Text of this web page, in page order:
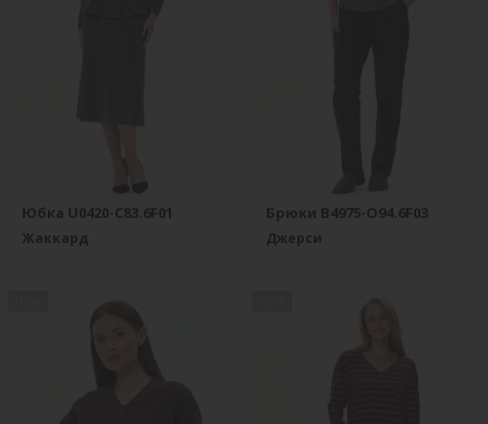
Юбка U0420-C83.6F01
Жаккард
Брюки B4975-O94.6F03
Джерси